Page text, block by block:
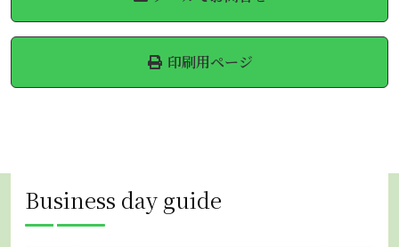
印刷用ページ
Business day guide